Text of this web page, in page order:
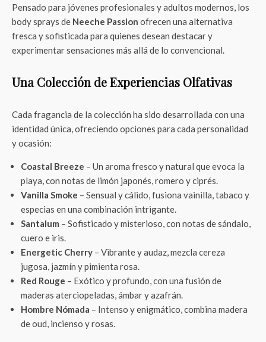
Pensado para jóvenes profesionales y adultos modernos, los
body sprays de Neeche Passion ofrecen una alternativa
fresca y sofisticada para quienes desean destacar y
experimentar sensaciones más allá de lo convencional.
Una Colección de Experiencias Olfativas
Cada fragancia de la colección ha sido desarrollada con una
identidad única, ofreciendo opciones para cada personalidad
y ocasión:
Coastal Breeze – Un aroma fresco y natural que evoca la
playa, con notas de limón japonés, romero y ciprés.
Vanilla Smoke – Sensual y cálido, fusiona vainilla, tabaco y
especias en una combinación intrigante.
Santalum – Sofisticado y misterioso, con notas de sándalo,
cuero e iris.
Energetic Cherry – Vibrante y audaz, mezcla cereza
jugosa, jazmín y pimienta rosa.
Red Rouge – Exótico y profundo, con una fusión de
maderas aterciopeladas, ámbar y azafrán.
Hombre Nómada – Intenso y enigmático, combina madera
de oud, incienso y rosas.